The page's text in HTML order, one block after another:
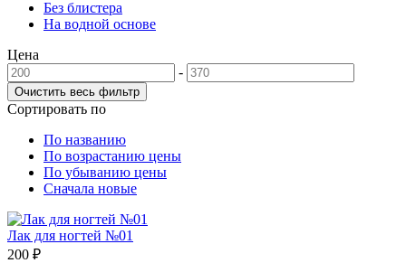
Без блистера
На водной основе
Цена
-
Сортировать по
По названию
По возрастанию цены
По убыванию цены
Сначала новые
Лак для ногтей №01
200 ₽